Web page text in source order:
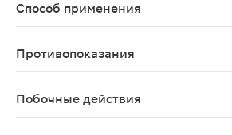
Способ применения
Противопоказания
Побочные действия